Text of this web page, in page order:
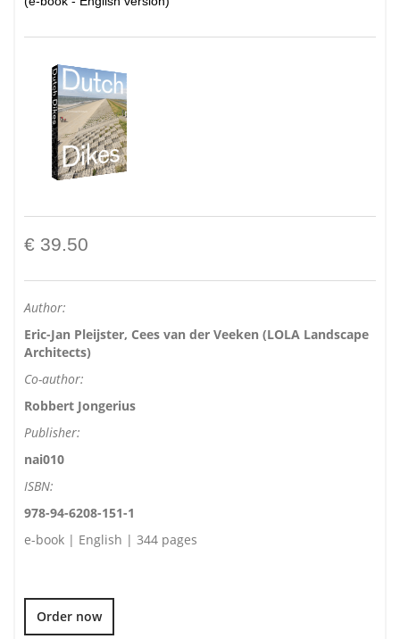
€ 39.50
Author:
Eric-Jan Pleijster, Cees van der Veeken (LOLA Landscape
Architects)
Co-author:
Robbert Jongerius
Publisher:
nai010
ISBN:
978-94-6208-151-1
e-book | English | 344 pages
Order now